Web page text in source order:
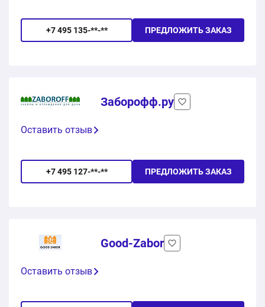
+7 495 135-**-** ПРЕДЛОЖИТЬ ЗАКАЗ
Заборофф.ру
+7 495 127-**-** ПРЕДЛОЖИТЬ ЗАКАЗ
Оставить отзыв
Good-Zabor
Оставить отзыв